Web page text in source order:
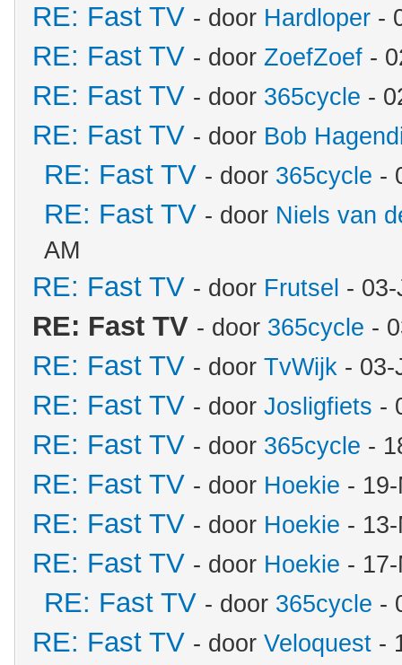
RE: Fast TV - door Hardloper -
RE: Fast TV - door ZoefZoef -
RE: Fast TV - door 365cycle -
RE: Fast TV - door Bob
RE: Fast TV - door 365cycle -
RE: Fast TV - door Niels van
AM
RE: Fast TV - door Frutsel -
RE: Fast TV - door 365cycle -
RE: Fast TV - door TvWijk - 03-
RE: Fast TV - door Josligfiets -
RE: Fast TV - door 365cycle -
RE: Fast TV - door Hoekie -
RE: Fast TV - door Hoekie -
RE: Fast TV - door Hoekie -
RE: Fast TV - door 365cycle -
RE: Fast TV - door Veloquest -